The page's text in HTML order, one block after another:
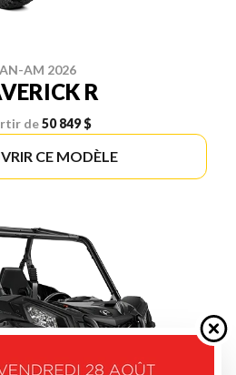
AM 2026
R
de50 849 $
CE MODÈLE